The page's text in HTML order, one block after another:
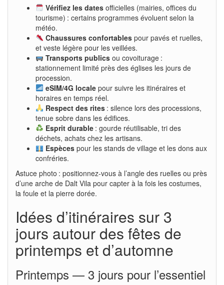
Vérifiez les datesofficielles (mairies, offices du
tourisme) : certains programmes évoluent selon la
météo.
Chaussures confortablespour pavés et ruelles,
et veste légère pour les veillées.
Transports publicsou covoiturage :
stationnement limité près des églises les jours de
procession.
eSIM/4G localepour suivre les itinéraires et
horaires en temps réel.
Respect des rites: silence lors des processions,
tenue sobre dans les édifices.
Esprit durable: gourde réutilisable, tri des
déchets, achats chez les artisans.
Espècespour les stands de village et les dons aux
confréries.
Astuce photo : positionnez-vous à l’angle des ruelles ou près
d’une arche de Dalt Vila pour capter à la fois les costumes,
la foule et la pierre dorée.
Idées d’itinéraires sur 3
jours autour des fêtes de
printemps et d’automne
Printemps — 3 jours pour l’essentiel